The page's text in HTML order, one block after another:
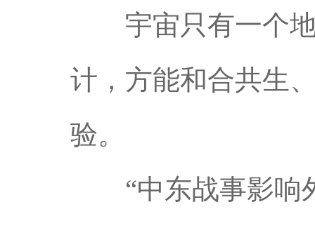
宇宙只有一个地
计，方能和合共生
验。
“中东战事影响